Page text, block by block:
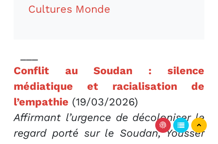
Cultures Monde
Conflit au Soudan : silence
médiatique et racialisation de
l’empathie (19/03/2026)
Affirmant l’urgence de décoloniser le
regard porté sur le Soudan, Youssef